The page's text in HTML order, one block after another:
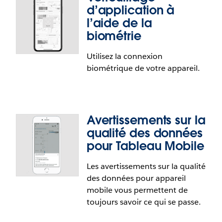
Progress Indicator
Always know the state of your flow. With a progress
d’application à
l’aide de la
biométrie
Utilisez la connexion
biométrique de votre appareil.
Verrouillage d’application à l’aide
de la biométrie
Utilisez la biométrie ou le code de verrouillage de
Avertissements sur la
qualité des données
pour Tableau Mobile
Les avertissements sur la qualité
des données pour appareil
mobile vous permettent de
toujours savoir ce qui se passe.